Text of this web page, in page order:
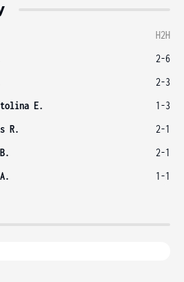
H2H
2-6
2-3
E.
1-3
R.
2-1
2-1
1-1